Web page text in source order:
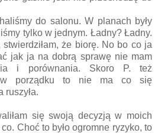
do salonu. W planach były
tylko w jednym. Ładny? Ładny.
stwierdziłam, że biorę. No bo co ja
jak ja na dobrą sprawę nie mam
i porównania. Skoro P. też
w porządku to nie ma co się
ruszyła.
się swoją decyzją w moich
Choć to było ogromne ryzyko, to